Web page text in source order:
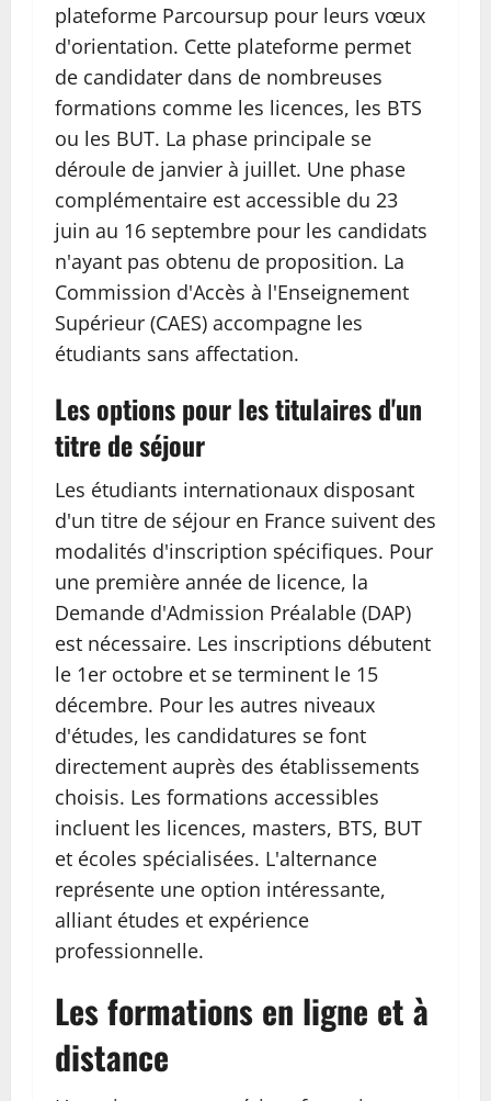
plateforme Parcoursup pour leurs vœux
d'orientation. Cette plateforme permet
de candidater dans de nombreuses
formations comme les licences, les BTS
ou les BUT. La phase principale se
déroule de janvier à juillet. Une phase
complémentaire est accessible du 23
juin au 16 septembre pour les candidats
n'ayant pas obtenu de proposition. La
Commission d'Accès à l'Enseignement
Supérieur (CAES) accompagne les
étudiants sans affectation.
Les options pour les titulaires d'un
titre de séjour
Les étudiants internationaux disposant
d'un titre de séjour en France suivent des
modalités d'inscription spécifiques. Pour
une première année de licence, la
Demande d'Admission Préalable (DAP)
est nécessaire. Les inscriptions débutent
le 1er octobre et se terminent le 15
décembre. Pour les autres niveaux
d'études, les candidatures se font
directement auprès des établissements
choisis. Les formations accessibles
incluent les licences, masters, BTS, BUT
et écoles spécialisées. L'alternance
représente une option intéressante,
alliant études et expérience
professionnelle.
Les formations en ligne et à
distance